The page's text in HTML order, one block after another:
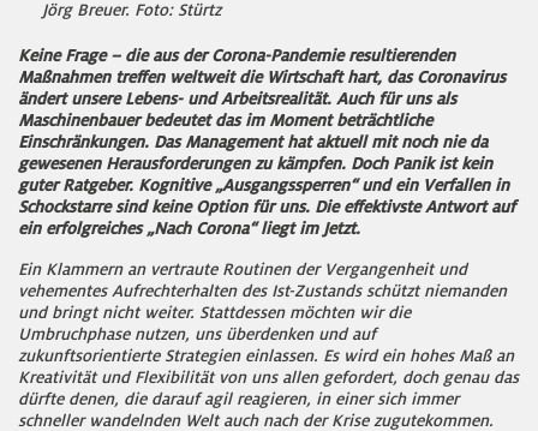
Jörg Breuer. Foto: Stürtz
Keine Frage – die aus der Corona-Pandemie resultierenden
Maßnahmen treffen weltweit die Wirtschaft hart, das Coronavirus
ändert unsere Lebens- und Arbeitsrealität. Auch für uns als
Maschinenbauer bedeutet das im Moment beträchtliche
Einschränkungen. Das Management hat aktuell mit noch nie da
gewesenen Herausforderungen zu kämpfen. Doch Panik ist kein
guter Ratgeber. Kognitive „Ausgangssperren“ und ein Verfallen in
Schockstarre sind keine Option für uns. Die effektivste Antwort auf
ein erfolgreiches „Nach Corona“ liegt im Jetzt.
Ein Klammern an vertraute Routinen der Vergangenheit und
vehementes Aufrechterhalten des Ist-Zustands schützt niemanden
und bringt nicht weiter. Stattdessen möchten wir die
Umbruchphase nutzen, uns überdenken und auf
zukunftsorientierte Strategien einlassen. Es wird ein hohes Maß an
Kreativität und Flexibilität von uns allen gefordert, doch genau das
dürfte denen, die darauf agil reagieren, in einer sich immer
schneller wandelnden Welt auch nach der Krise zugutekommen.